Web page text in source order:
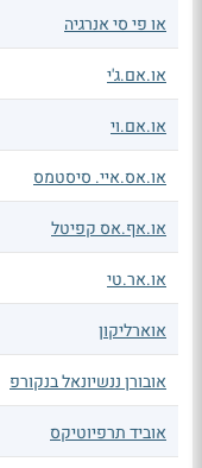
או פי סי אנרגיה
או.אם.ג'י
או.אם.וי
או.אס.איי. סיסטמס
או.אף.אס קפיטל
או.אר.טי
אוארליקון
אובורן ננשיונאל בנקורפ
אוביד תרפיוטיקס